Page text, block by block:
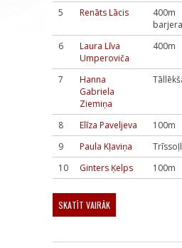
5
Renāts Lācis
400m
6
Laura Līva
Umperoviča
400m
7
Hanna
Gabriela
Ziemiņa
8 Elīza Paveljeva 100m
9
Paula Kļaviņa
10
Ginters Ķelps 100m
SKATĪT VAIRĀK